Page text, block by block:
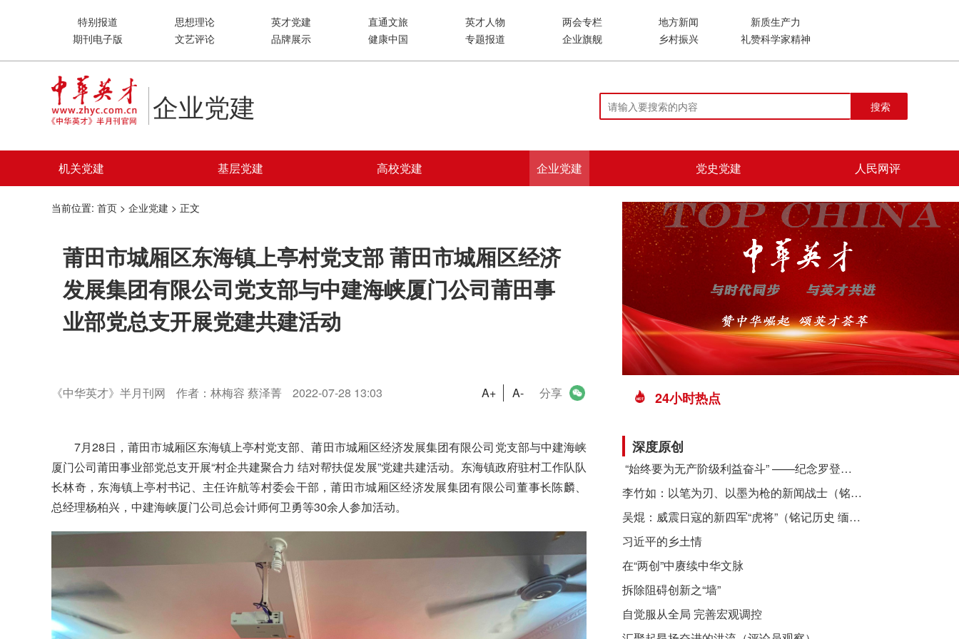
特别报道 思想理论 英才党建 直通文旅 英才人物 两会专栏 地方新闻
新质生产力
期刊电子版
文艺评论 品牌展示 健康中国 专题报道 企业旗舰 乡村振兴 礼赞科学家精神
企业党建 搜索
机关党建 基层党建 高校党建 企业党建 党史党建 人民网评
当前位置: 首页 > 企业党建 > 正文
莆田市城厢区东海镇上亭村党支部 莆田市城厢区经济
发展集团有限公司党支部与中建海峡厦门公司莆田事
业部党总支开展党建共建活动
《中华英才》半月刊网 作者：林梅容 蔡泽菁 2022-07-28 13:03 A+ A- 分享
7月28日，莆田市城厢区东海镇上亭村党支部、莆田市城厢区经济发展集团有限公司党支部与中建海峡
厦门公司莆田事业部党总支开展“村企共建聚合力 结对帮扶促发展”党建共建活动。 东海镇政府驻村工作队队
长林奇， 东海镇上亭村书记、主任许航等村委会干部，莆田市城厢区经济发展集团有限公司董事长陈麟、
总经理杨柏兴，中建海峡厦门公司总会计师何卫勇等30余人参加活动。
24小时热点
深度原创
​ “始终要为无产阶级利益奋斗” ——纪念罗登贤同志诞辰120周年
李竹如：以笔为刃、以墨为枪的新闻战士（铭记历史 缅怀先烈·抗日英雄）
吴焜：威震日寇的新四军“虎将”（铭记历史 缅怀先烈·抗日英雄）
习近平的乡土情
在“两创”中赓续中华文脉
拆除阻碍创新之“墙”
自觉服从全局 完善宏观调控